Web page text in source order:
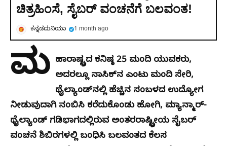
ಚಿತ್ರಹಿಂಸೆ, ಸೈಬರ್ ವಂಚನೆಗೆ ಬಲವಂತ!
ಕನ್ನಡದುನಿಯಾ 1 month ago
ಮ ಹಾರಾಷ್ಟ್ರದ ಕನಿಷ್ಠ 25 ಮಂದಿ ಯುವಕರು,
ಅದರಲ್ಲೂ ನಾಸಿಕ್‌ನ ಎಂಟು ಮಂದಿ ಸೇರಿ,
ಥೈಲ್ಯಾಂಡ್‌ನಲ್ಲಿ ಹೆಚ್ಚಿನ ಸಂಬಳದ ಉದ್ಯೋಗ
ನೀಡುವುದಾಗಿ ನಂಬಿಸಿ ಕರೆದುಕೊಂಡು ಹೋಗಿ, ಮ್ಯಾನ್ಮಾರ್-
ಥೈಲ್ಯಾಂಡ್ ಗಡಿಭಾಗದಲ್ಲಿರುವ ಅಂತರರಾಷ್ಟ್ರೀಯ ಸೈಬರ್
ವಂಚನೆ ಶಿಬಿರಗಳಲ್ಲಿ ಬಂಧಿಸಿ ಬಲವಂತದ ಕೆಲಸ